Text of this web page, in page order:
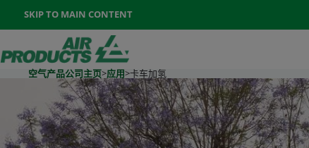
SKIP TO MAIN CONTENT
Once the menu is open you can move between options
400-888-7662 联系我们
Go To Home Page
空气产品公司主页>应用>卡车加氢